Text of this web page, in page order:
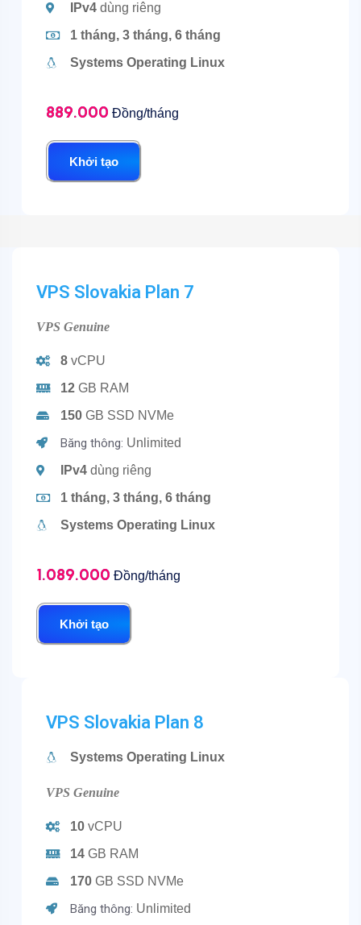
IPv4dùng riêng
1 tháng, 3 tháng, 6 tháng
Systems Operating Linux
Khởi tạo
889.000 Đồng/tháng
VPS Slovakia Plan 7
VPS Genuine
8 vCPU
12GB RAM
150GB SSD NVMe
Băng thông: Unlimited
IPv4dùng riêng
1 tháng, 3 tháng, 6 tháng
Systems Operating Linux
Khởi tạo
1.089.000 Đồng/tháng
VPS Slovakia Plan 8
Systems Operating Linux
VPS Genuine
10 vCPU
14GB RAM
170GB SSD NVMe
Băng thông: Unlimited